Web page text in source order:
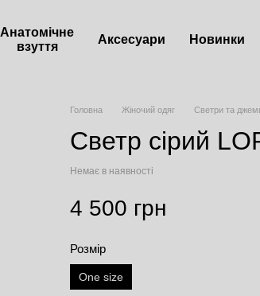
Анатомічне
взуття
Аксесуари Новинки
Головна Жіночий одяг Светри та
Светр сірий
Немає в наявності
4 500 грн
Розмір
One size